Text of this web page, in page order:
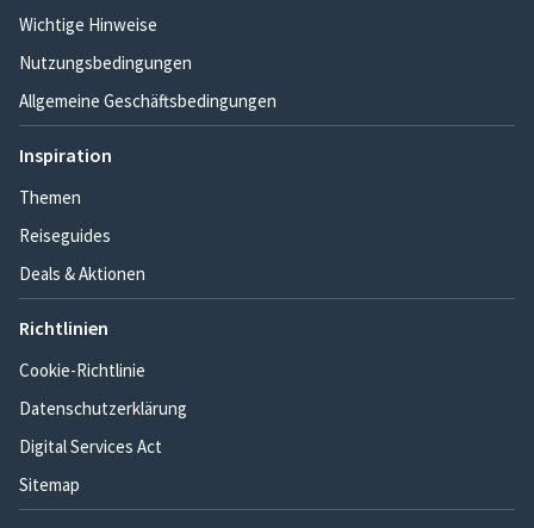
Wichtige Hinweise
Nutzungsbedingungen
Allgemeine Geschäftsbedingungen
Inspiration
Themen
Reiseguides
Deals & Aktionen
Richtlinien
Cookie-Richtlinie
Datenschutzerklärung
Digital Services Act
Sitemap